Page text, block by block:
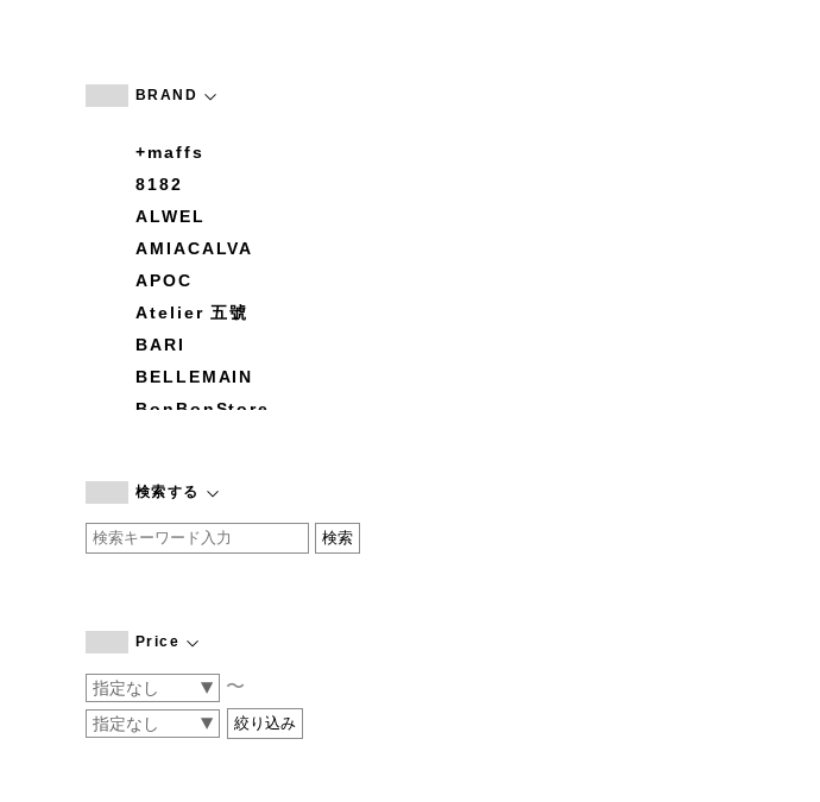
BRAND
+maffs
8182
ALWEL
AMIACALVA
APOC
Atelier 五號
BARI
BELLEMAIN
BonBonStore
by basics
CATWORTH
COGTHEBIGSMOKE
CONVERSE
DEAN & DELUCA
検索する
Price
〜